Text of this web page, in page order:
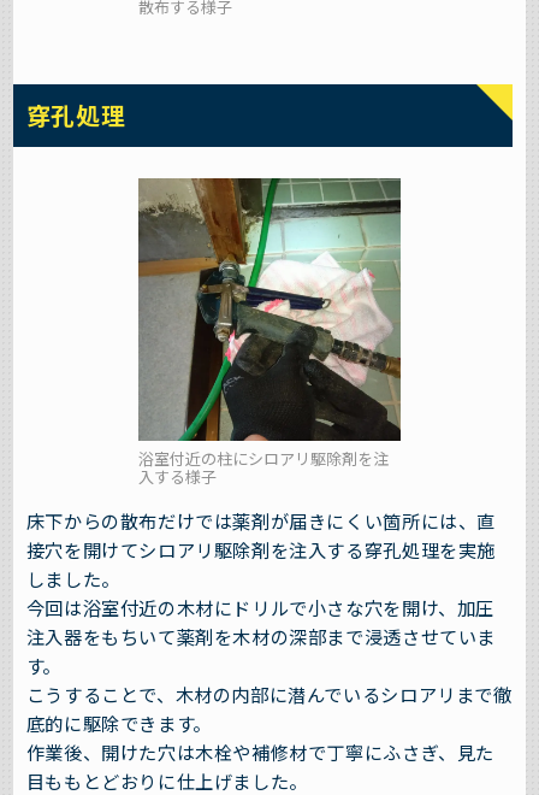
散布する様子
穿孔処理
浴室付近の柱にシロアリ駆除剤を注
入する様子
床下からの散布だけでは薬剤が届きにくい箇所には、直
接穴を開けてシロアリ駆除剤を注入する穿孔処理を実施
しました。
今回は浴室付近の木材にドリルで小さな穴を開け、加圧
注入器をもちいて薬剤を木材の深部まで浸透させていま
す。
こうすることで、木材の内部に潜んでいるシロアリまで徹
底的に駆除できます。
作業後、開けた穴は木栓や補修材で丁寧にふさぎ、見た
目ももとどおりに仕上げました。